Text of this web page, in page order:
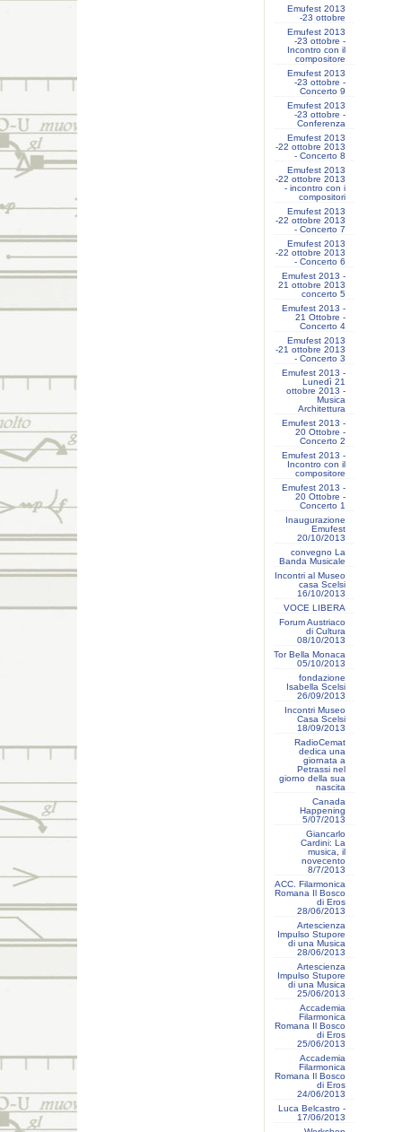
Emufest 2013
-23 ottobre
Emufest 2013
-23 ottobre -
Incontro con il
compositore
Emufest 2013
-23 ottobre -
Concerto 9
Emufest 2013
-23 ottobre -
Conferenza
Emufest 2013
-22 ottobre 2013
- Concerto 8
Emufest 2013
-22 ottobre 2013
- incontro con i
compositori
Emufest 2013
-22 ottobre 2013
- Concerto 7
Emufest 2013
-22 ottobre 2013
- Concerto 6
Emufest 2013 -
21 ottobre 2013
concerto 5
Emufest 2013 -
21 Ottobre -
Concerto 4
Emufest 2013
-21 ottobre 2013
- Concerto 3
Emufest 2013 -
Lunedì 21
ottobre 2013 -
Musica
Architettura
Emufest 2013 -
20 Ottobre -
Concerto 2
Emufest 2013 -
Incontro con il
compositore
Emufest 2013 -
20 Ottobre -
Concerto 1
Inaugurazione
Emufest
20/10/2013
convegno La
Banda Musicale
Incontri al Museo
casa Scelsi
16/10/2013
VOCE LIBERA
Forum Austriaco
di Cultura
08/10/2013
Tor Bella Monaca
05/10/2013
fondazione
Isabella Scelsi
26/09/2013
Incontri Museo
Casa Scelsi
18/09/2013
RadioCemat
dedica una
giornata a
Petrassi nel
giorno della sua
nascita
Canada
Happening
5/07/2013
Giancarlo
Cardini: La
musica, il
novecento
8/7/2013
ACC. Filarmonica
Romana Il Bosco
di Eros
28/06/2013
Artescienza
Impulso Stupore
di una Musica
28/06/2013
Artescienza
Impulso Stupore
di una Musica
25/06/2013
Accademia
Filarmonica
Romana Il Bosco
di Eros
25/06/2013
Accademia
Filarmonica
Romana Il Bosco
di Eros
24/06/2013
Luca Belcastro -
17/06/2013